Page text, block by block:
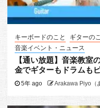
キーボードのこと ギターの
音楽イベント・ニュース
【通い放題】音楽教室
金でギターもドラムも
5年 ago Arakawa Piyo（